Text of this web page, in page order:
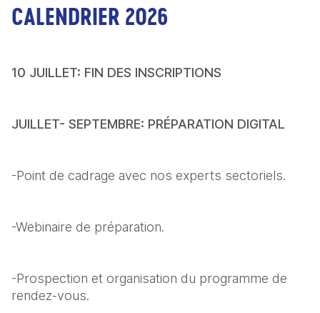
CALENDRIER 2026
10 JUILLET: FIN DES INSCRIPTIONS
JUILLET- SEPTEMBRE: PRÉPARATION DIGITAL
-Point de cadrage avec nos experts sectoriels.
-Webinaire de préparation.
-Prospection et organisation du programme de
rendez-vous.